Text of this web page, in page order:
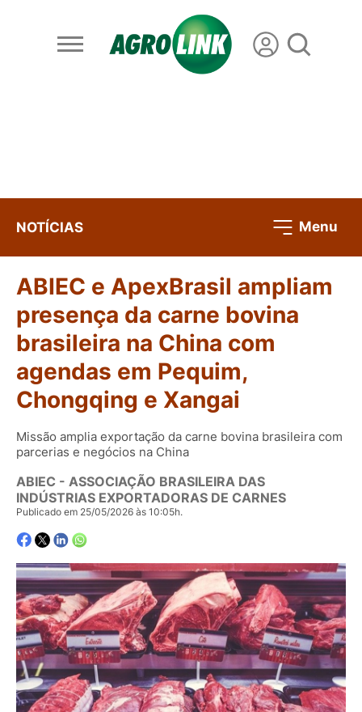
NOTÍCIAS Menu
ABIEC e ApexBrasil ampliam
presença da carne bovina
brasileira na China com
agendas em Pequim,
Chongqing e Xangai
Missão amplia exportação da carne bovina brasileira com
parcerias e negócios na China
ABIEC - ASSOCIAÇÃO BRASILEIRA DAS
INDÚSTRIAS EXPORTADORAS DE CARNES
Publicado em 25/05/2026 às 10:05h.